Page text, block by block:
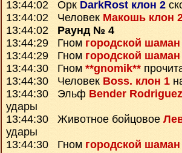
13:44:02 Орк DarkRost клон 2
13:44:02 Человек Макошь клон
13:44:02 Раунд № 4
13:44:29 Гном городской шаман
13:44:29 Гном городской шаман
13:44:30 Гном **gnomik**
13:44:30 Человек Boss. клон 1
13:44:30 Эльф Bender
удары
13:44:30 Животное бойцовое
удары
13:44:30 Гном городской шаман